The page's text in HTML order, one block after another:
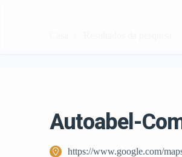
Autoabel-
https://www.google.com/